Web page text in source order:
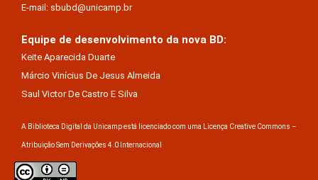
E-mail: sbubd@unicamp.br
Equipe de desenvolvimento da nova BD:
Keite Aparecida Duarte
Márcio Vinícius De Jesus Almeida
Saul Victor De Castro E Silva
A Biblioteca Digital da Unicamp está licenciado com uma Licença Creative Commons –
Atribuição Sem Derivações 4.0 Internacional